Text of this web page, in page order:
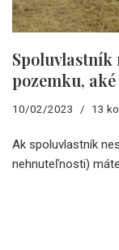
Spoluvlastník
pozemku,
10/02/2023 13
Ak spoluvlastník
nehnuteľnosti)